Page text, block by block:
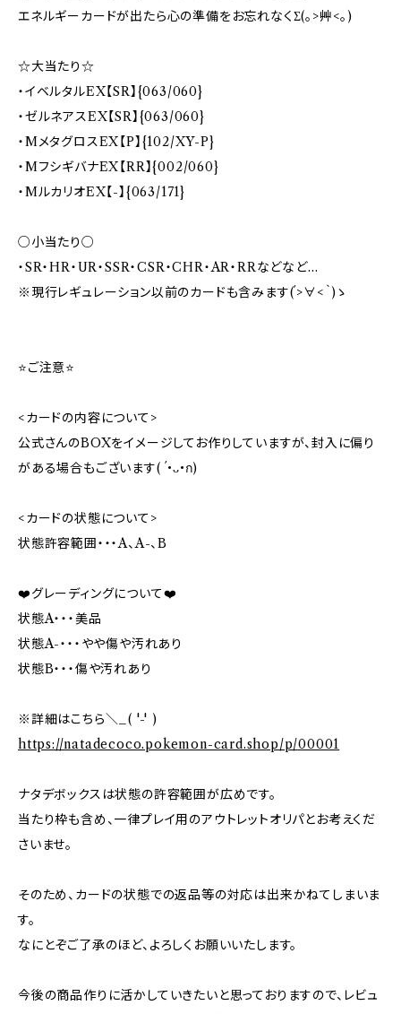
エネルギーカードが出たら心の準備をお忘れなくΣ(｡>艸<｡)
☆大当たり☆
・イベルタルEX【SR】{063/060}
・ゼルネアスEX【SR】{063/060}
・MメタグロスEX【P】{102/XY-P}
・MフシギバナEX【RR】{002/060}
・MルカリオEX【-】{063/171}
○小当たり○
・SR・HR・UR・SSR・CSR・CHR・AR・RRなどなど…
※現行レギュレーション以前のカードも含みます(´>∀<｀)ゝ
⭐️ご注意⭐️
<カードの内容について>
公式さんのBOXをイメージしてお作りしていますが、封入に偏り
がある場合もございます( ´•ᴗ•ก)
<カードの状態について>
状態許容範囲・・・A、A-、B
❤️グレーディングについて❤️
状態A・・・美品
状態A-・・・やや傷や汚れあり
状態B・・・傷や汚れあり
※詳細はこちら＼_( '-' )
https://natadecoco.pokemon-card.shop/p/00001
ナタデボックスは状態の許容範囲が広めです。
当たり枠も含め、一律プレイ用のアウトレットオリパとお考えくだ
さいませ。
そのため、カードの状態での返品等の対応は出来かねてしまいま
す。
なにとぞご了承のほど、よろしくお願いいたします。
今後の商品作りに活かしていきたいと思っておりますので、レビュ